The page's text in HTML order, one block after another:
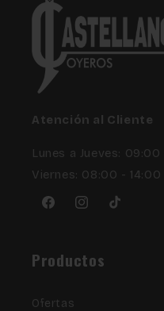
Atención al Cliente
Lunes a Jueves:
Viernes: 08:00 - 14:00
FacebookInstagram
TikTok
Productos
Ofertas